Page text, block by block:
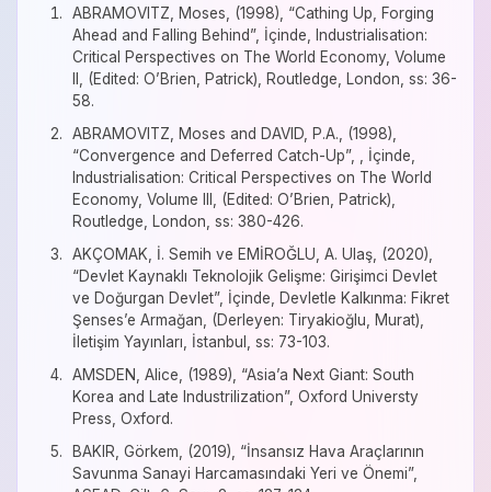
ABRAMOVITZ, Moses, (1998), “Cathing Up, Forging
Ahead and Falling Behind”, İçinde, Industrialisation:
Critical Perspectives on The World Economy, Volume
II, (Edited: O’Brien, Patrick), Routledge, London, ss: 36-
58.
ABRAMOVITZ, Moses and DAVID, P.A., (1998),
“Convergence and Deferred Catch-Up”, , İçinde,
Industrialisation: Critical Perspectives on The World
Economy, Volume III, (Edited: O’Brien, Patrick),
Routledge, London, ss: 380-426.
AKÇOMAK, İ. Semih ve EMİROĞLU, A. Ulaş, (2020),
“Devlet Kaynaklı Teknolojik Gelişme: Girişimci Devlet
ve Doğurgan Devlet”, İçinde, Devletle Kalkınma: Fikret
Şenses’e Armağan, (Derleyen: Tiryakioğlu, Murat),
İletişim Yayınları, İstanbul, ss: 73-103.
AMSDEN, Alice, (1989), “Asia’a Next Giant: South
Korea and Late Industrilization”, Oxford Universty
Press, Oxford.
BAKIR, Görkem, (2019), “İnsansız Hava Araçlarının
Savunma Sanayi Harcamasındaki Yeri ve Önemi”,